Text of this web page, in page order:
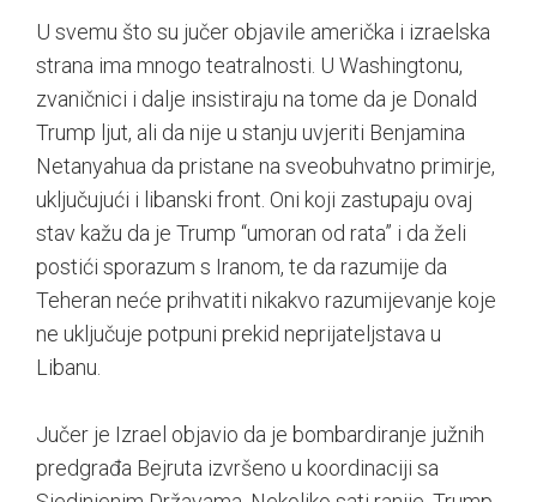
U svemu što su jučer objavile američka i izraelska
strana ima mnogo teatralnosti. U Washingtonu,
zvaničnici i dalje insistiraju na tome da je Donald
Trump ljut, ali da nije u stanju uvjeriti Benjamina
Netanyahua da pristane na sveobuhvatno primirje,
uključujući i libanski front. Oni koji zastupaju ovaj
stav kažu da je Trump “umoran od rata” i da želi
postići sporazum s Iranom, te da razumije da
Teheran neće prihvatiti nikakvo razumijevanje koje
ne uključuje potpuni prekid neprijateljstava u
Libanu.
Jučer je Izrael objavio da je bombardiranje južnih
predgrađa Bejruta izvršeno u koordinaciji sa